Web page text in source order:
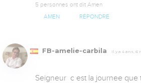
5 personnes ont dit Amen
AMEN RÉPONDRE
FB-amelie-carbila Il y a 4 ans, 6
Seigneur  c est la journee que